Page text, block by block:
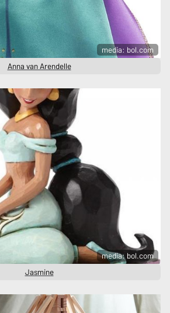
media: bol.com
Anna van Arendelle
media: bol.com
Jasmine